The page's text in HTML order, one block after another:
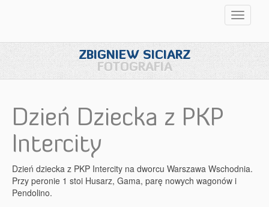
ZBIGNIEW SICIARZ
FOTOGRAFIA
Dzień Dziecka z PKP
Intercity
Dzień dziecka z PKP Intercity na dworcu Warszawa Wschodnia.
Przy peronie 1 stoi Husarz, Gama, parę nowych wagonów i
Pendolino.